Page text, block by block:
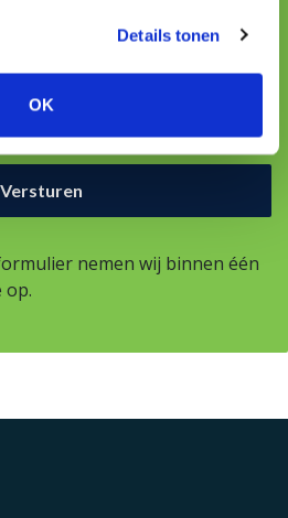
Details tonen
OK
nemen wij binnen één
op.